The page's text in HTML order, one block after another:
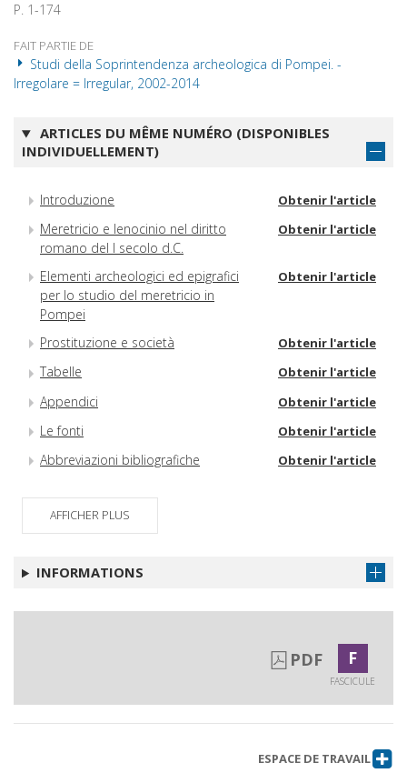
P. 1-174
FAIT PARTIE DE
Studi della Soprintendenza archeologica di Pompei. -
Irregolare = Irregular, 2002-2014
ARTICLES DU MÊME NUMÉRO (DISPONIBLES
INDIVIDUELLEMENT)
Introduzione Obtenir l'article
Meretricio e lenocinio nel diritto
romano del I secolo d.C.
Obtenir l'article
Elementi archeologici ed epigrafici
per lo studio del meretricio in
Pompei
Obtenir l'article
Prostituzione e società Obtenir l'article
Tabelle Obtenir l'article
Appendici Obtenir l'article
Le fonti Obtenir l'article
Abbreviazioni bibliografiche Obtenir l'article
AFFICHER PLUS
INFORMATIONS
PDF F
FASCICULE
ESPACE DE TRAVAIL